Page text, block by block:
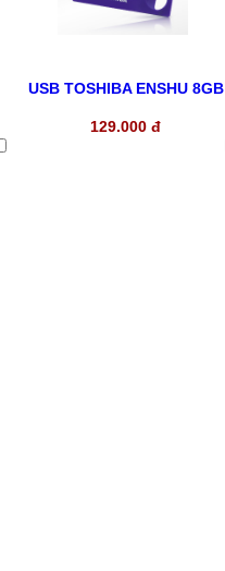
USB TOSHIBA ENSHU 8GB
129.000 đ